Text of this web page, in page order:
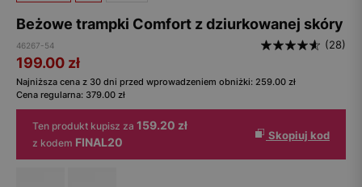
Beżowe trampki Comfort z dziurkowanej skóry
46267-54 (28)
199.00 zł
Najniższa cena z 30 dni przed wprowadzeniem obniżki: 259.00 zł
Cena regularna: 379.00 zł
Ten produkt kupisz za 159.20 zł
z kodem FINAL20 Skopiuj kod